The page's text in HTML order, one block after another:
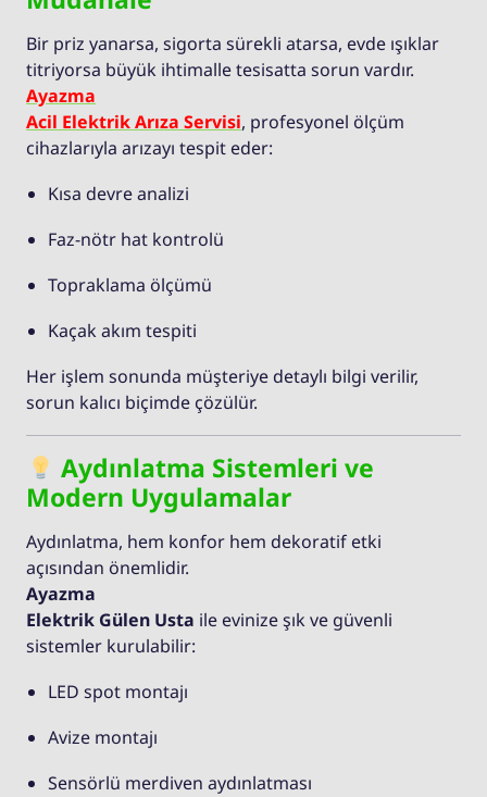
Bir priz yanarsa, sigorta sürekli atarsa, evde ışıklar
titriyorsa büyük ihtimalle tesisatta sorun vardır.
Ayazma
Acil Elektrik Arıza Servisi, profesyonel ölçüm
cihazlarıyla arızayı tespit eder:
Kısa devre analizi
Faz-nötr hat kontrolü
Topraklama ölçümü
Kaçak akım tespiti
Her işlem sonunda müşteriye detaylı bilgi verilir,
sorun kalıcı biçimde çözülür.
Aydınlatma Sistemleri ve
Modern Uygulamalar
Aydınlatma, hem konfor hem dekoratif etki
açısından önemlidir.
Ayazma
Elektrik Gülen Usta ile evinize şık ve güvenli
sistemler kurulabilir:
LED spot montajı
Avize montajı
Sensörlü merdiven aydınlatması